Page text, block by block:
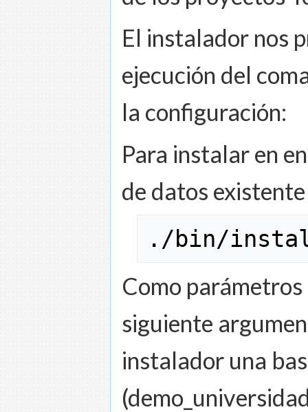
El instalador nos
ejecución del
la configuración:
Para instalar en
de datos
. /bin/
Como
siguiente
instalador una